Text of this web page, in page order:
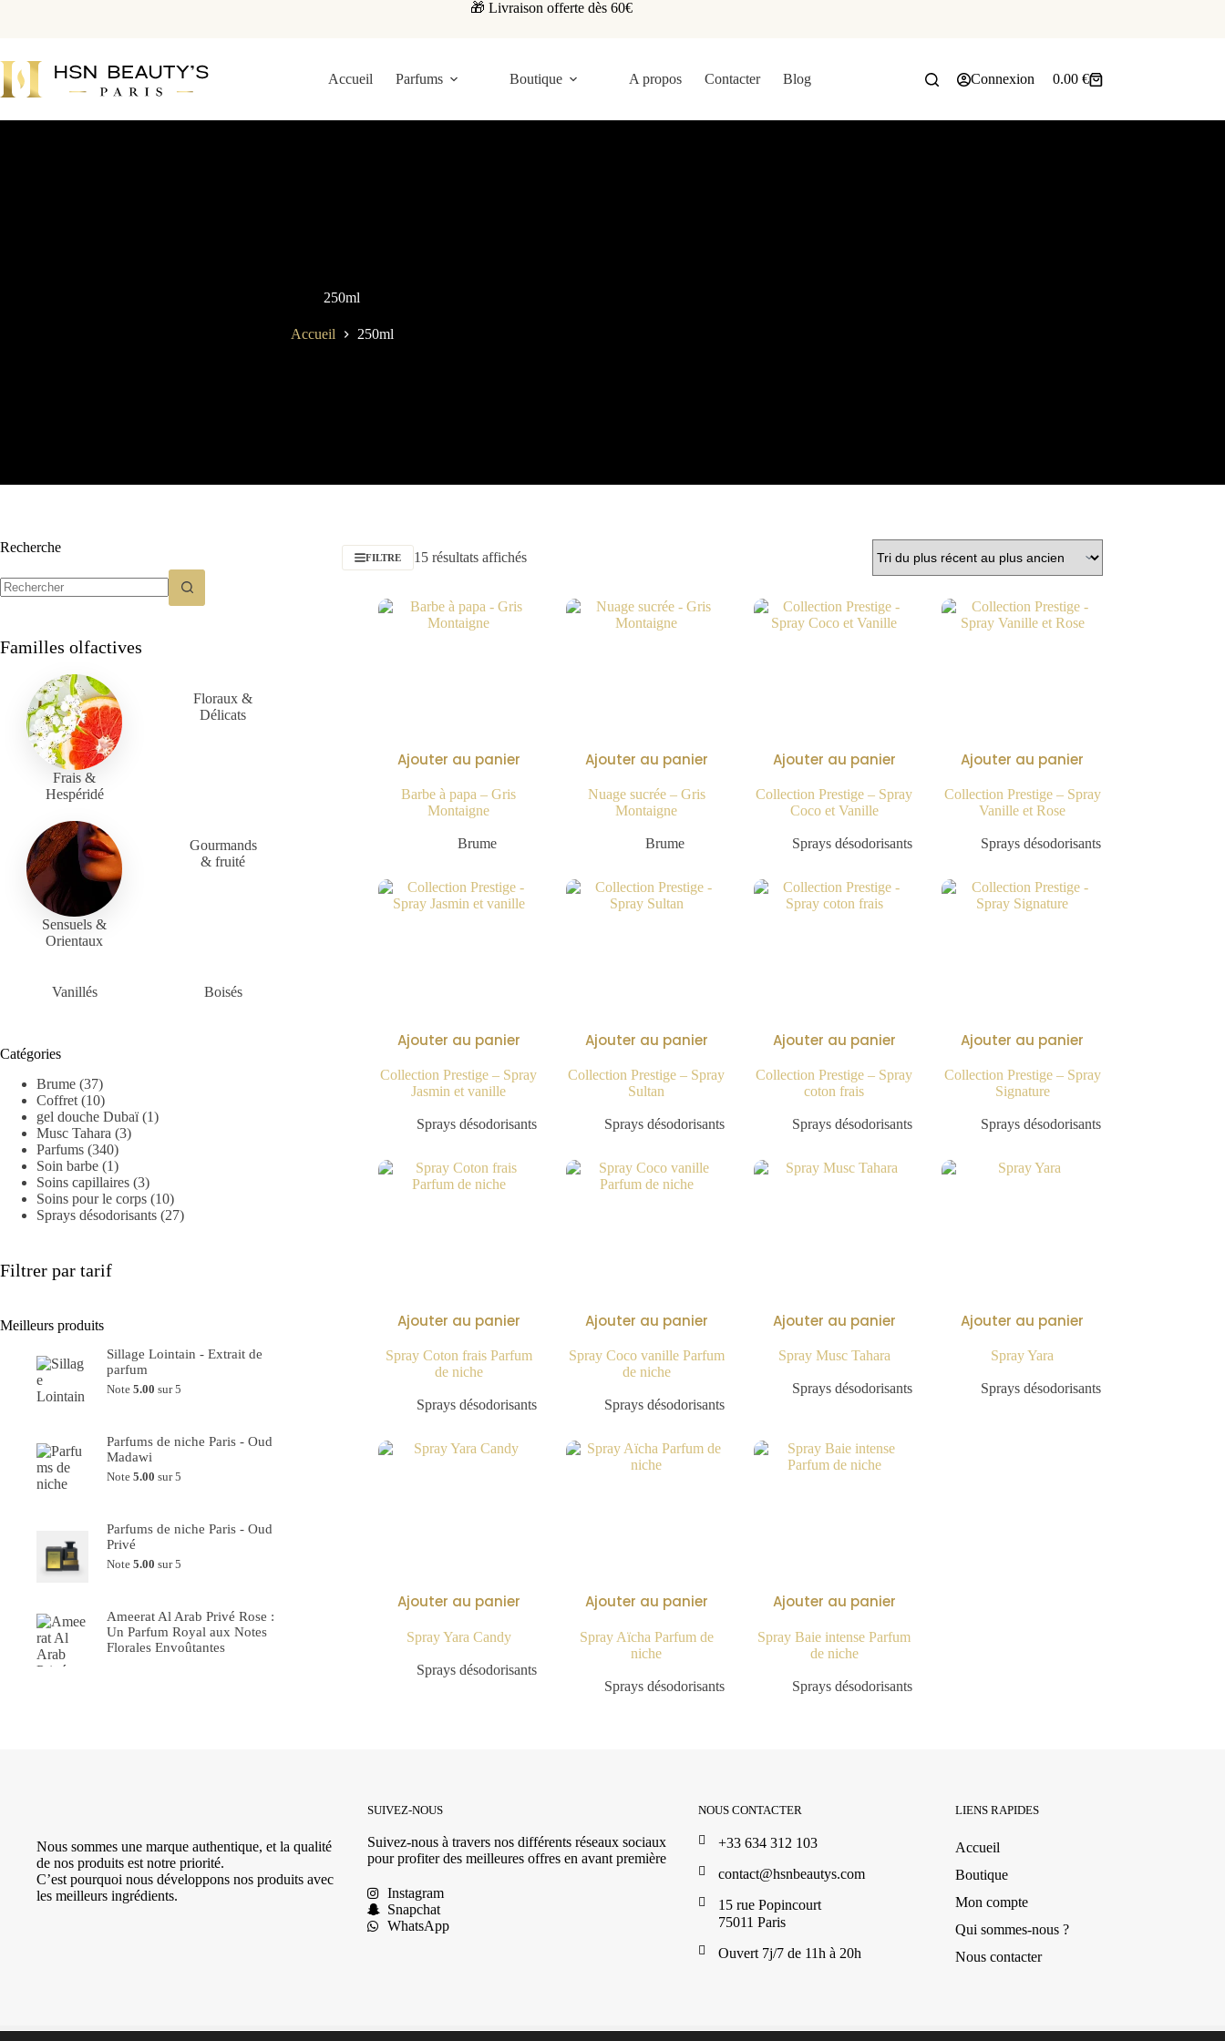
🎁 Livraison offerte dès 60€
Accueil Parfums Boutique A propos Contacter Blog Connexion 0.00 €
250ml
Accueil 250ml
FILTRE 15 résultats affichés
Ajouter au panier
Barbe à papa – Gris
Montaigne
Brume
Ajouter au panier
Nuage sucrée – Gris
Montaigne
Brume
Ajouter au panier
Collection Prestige – Spray
Coco et Vanille
Sprays désodorisants
Ajouter au panier
Collection Prestige – Spray
Vanille et Rose
Sprays désodorisants
Ajouter au panier
Collection Prestige – Spray
Jasmin et vanille
Sprays désodorisants
Ajouter au panier
Collection Prestige – Spray
Sultan
Sprays désodorisants
Ajouter au panier
Collection Prestige – Spray
coton frais
Sprays désodorisants
Ajouter au panier
Collection Prestige – Spray
Signature
Sprays désodorisants
Ajouter au panier
Spray Coton frais Parfum
de niche
Sprays désodorisants
Ajouter au panier
Spray Coco vanille Parfum
de niche
Sprays désodorisants
Ajouter au panier
Spray Musc Tahara
Sprays désodorisants
Ajouter au panier
Spray Yara
Sprays désodorisants
Ajouter au panier
Spray Yara Candy
Sprays désodorisants
Ajouter au panier
Spray Aïcha Parfum de
niche
Sprays désodorisants
Ajouter au panier
Spray Baie intense Parfum
de niche
Sprays désodorisants
Recherche
Familles olfactives
Frais &
Hespéridé
Floraux &
Délicats
Sensuels &
Orientaux
Gourmands
& fruité
Vanillés Boisés
Catégories
Brume (37)
Coffret (10)
gel douche Dubaï (1)
Musc Tahara (3)
Parfums (340)
Soin barbe (1)
Soins capillaires (3)
Soins pour le corps (10)
Sprays désodorisants (27)
Filtrer par tarif
Meilleurs produits
Sillage Lointain - Extrait de
parfum
Note5.00 sur 5
Parfums de niche Paris - Oud
Madawi
Note5.00 sur 5
Parfums de niche Paris - Oud
Privé
Note5.00 sur 5
Ameerat Al Arab Privé Rose :
Un Parfum Royal aux Notes
Florales Envoûtantes
Nous sommes une marque authentique, et la qualité
de nos produits est notre priorité.
C’est pourquoi nous développons nos produits avec
les meilleurs ingrédients.
SUIVEZ-NOUS
Suivez-nous à travers nos différents réseaux sociaux
pour profiter des meilleures offres en avant première
Instagram
Snapchat
WhatsApp
NOUS CONTACTER
+33 634 312 103
contact@hsnbeautys.com
15 rue Popincourt
75011 Paris
Ouvert 7j/7 de 11h à 20h
LIENS RAPIDES
Accueil
Boutique
Mon compte
Qui sommes-nous ?
Nous contacter